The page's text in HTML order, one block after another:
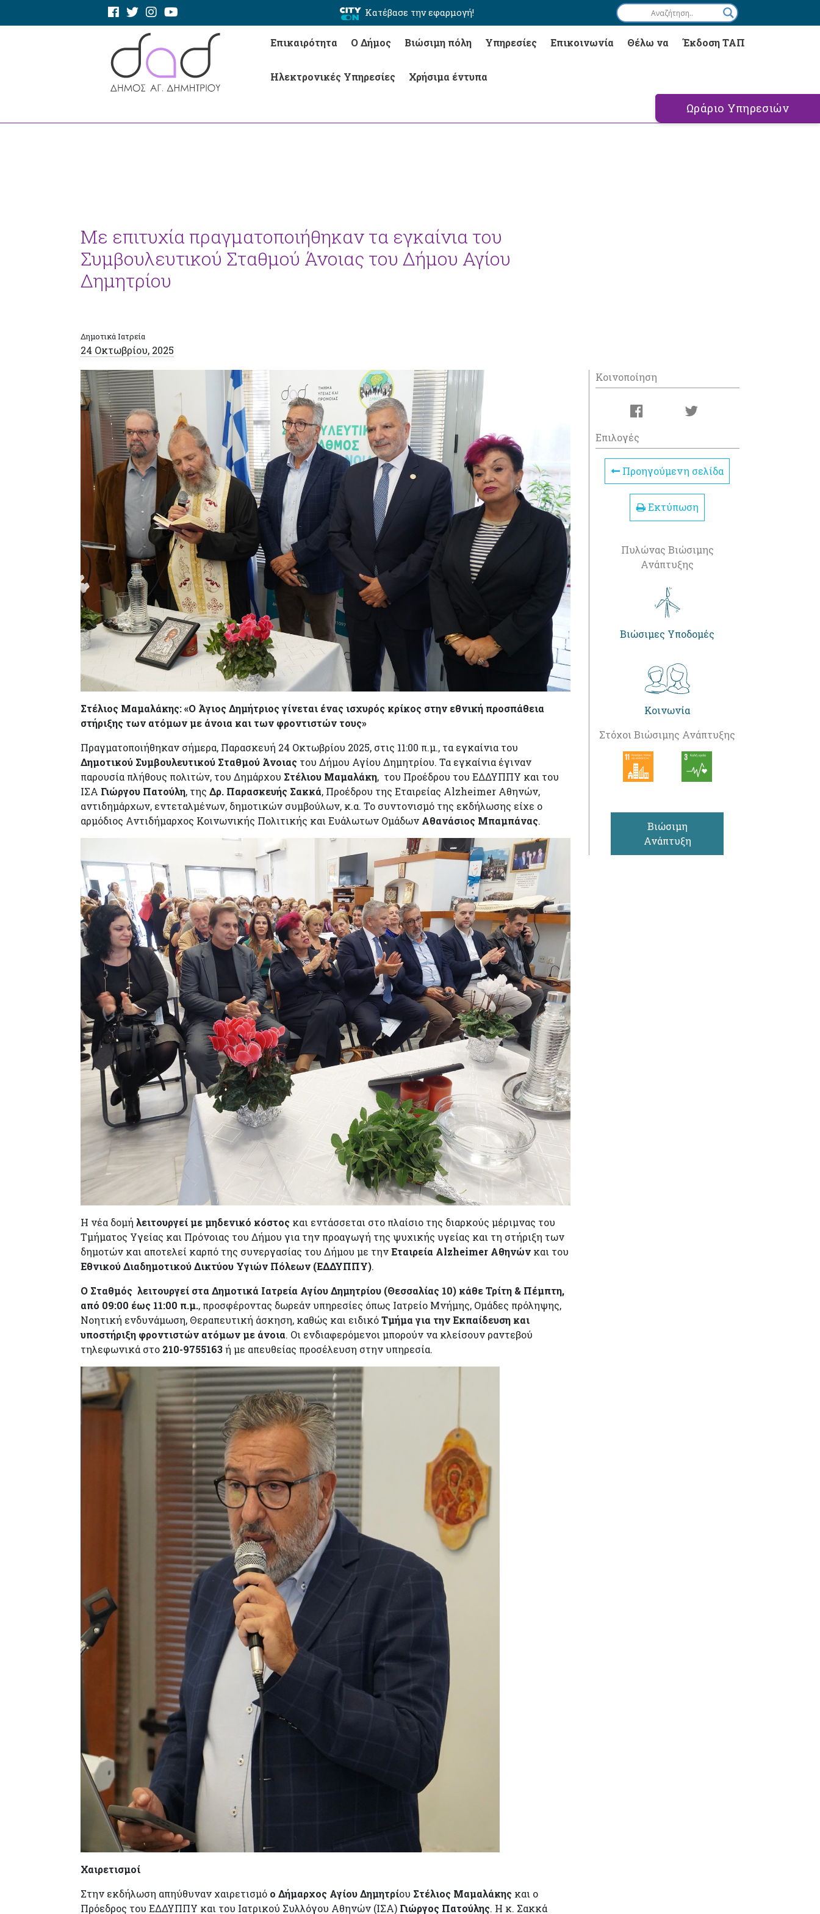
Κατέβασε την εφαρμογή!
Επικαιρότητα Ο Δήμος Βιώσιμη πόλη Υπηρεσίες Επικοινωνία Θέλω να Έκδοση ΤΑΠ
Ηλεκτρονικές Υπηρεσίες Χρήσιμα έντυπα
Ωράριο Υπηρεσιών
Με επιτυχία πραγματοποιήθηκαν τα εγκαίνια του
Συμβουλευτικού Σταθμού Άνοιας του Δήμου Αγίου
Δημητρίου
Δημοτικά Ιατρεία
24 Οκτωβρίου, 2025
Στέλιος Μαμαλάκης: «Ο Άγιος Δημήτριος γίνεται ένας ισχυρός κρίκος στην εθνική προσπάθεια
στήριξης των ατόμων με άνοια και των φροντιστών τους»
Πραγματοποιήθηκαν σήμερα, Παρασκευή 24 Οκτωβρίου 2025, στις 11:00 π.μ., τα εγκαίνια του
Δημοτικού Συμβουλευτικού Σταθμού Άνοιας του Δήμου Αγίου Δημητρίου. Τα εγκαίνια έγιναν
παρουσία πλήθους πολιτών, του Δημάρχου Στέλιου Μαμαλάκη, του Προέδρου του ΕΔΔΥΠΠΥ και του
ΙΣΑ Γιώργου Πατούλη, της Δρ. Παρασκευής Σακκά, Προέδρου της Εταιρείας Alzheimer Αθηνών,
αντιδημάρχων, εντεταλμένων, δημοτικών συμβούλων, κ.α. Το συντονισμό της εκδήλωσης είχε ο
αρμόδιος Αντιδήμαρχος Κοινωνικής Πολιτικής και Ευάλωτων Ομάδων Αθανάσιος Μπαμπάνας.
Η νέα δομή λειτουργεί με μηδενικό κόστος και εντάσσεται στο πλαίσιο της διαρκούς μέριμνας του
Τμήματος Υγείας και Πρόνοιας του Δήμου για την προαγωγή της ψυχικής υγείας και τη στήριξη των
δημοτών και αποτελεί καρπό της συνεργασίας του Δήμου με τηνΕταιρεία Alzheimer Αθηνών και του
Εθνικού Διαδημοτικού Δικτύου Υγιών Πόλεων (ΕΔΔΥΠΠΥ).
Ο Σταθμός λειτουργεί στα Δημοτικά Ιατρεία Αγίου Δημητρίου (Θεσσαλίας 10) κάθε Τρίτη & Πέμπτη,
από 09:00 έως 11:00 π.μ., προσφέροντας δωρεάν υπηρεσίες όπως Ιατρείο Μνήμης, Ομάδες πρόληψης,
Νοητική ενδυνάμωση, Θεραπευτική άσκηση, καθώς και ειδικόΤμήμα για την Εκπαίδευση και
υποστήριξη φροντιστών ατόμων με άνοια. Οι ενδιαφερόμενοι μπορούν να κλείσουν ραντεβού
τηλεφωνικά στο 210-9755163ή με απευθείας προσέλευση στην υπηρεσία.
Χαιρετισμοί
Στην εκδήλωση απηύθυναν χαιρετισμό ο Δήμαρχος Αγίου Δημητρίου Στέλιος Μαμαλάκης και ο
Πρόεδρος του ΕΔΔΥΠΠΥ και του Ιατρικού Συλλόγου Αθηνών (ΙΣΑ) Γιώργος Πατούλης. Η κ. Σακκά
Κοινοποίηση
Επιλογές
Προηγούμενη σελίδα
Εκτύπωση
Πυλώνας Βιώσιμης
Ανάπτυξης
Βιώσιμες Υποδομές
Κοινωνία
Στόχοι Βιώσιμης Ανάπτυξης
Βιώσιμη
Ανάπτυξη